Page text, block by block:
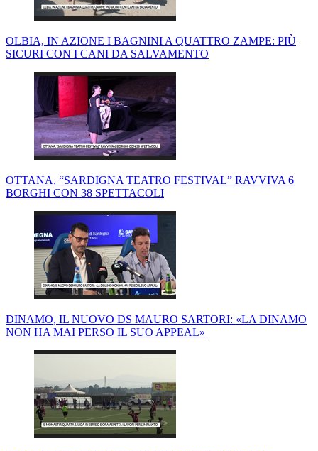
OLBIA, IN AZIONE I BAGNINI A QUATTRO ZAMPE: PIÙ
SICURI CON I CANI DA SALVAMENTO
OTTANA, “SARDIGNA TEATRO FESTIVAL” RAVVIVA 6
BORGHI CON 38 SPETTACOLI
DINAMO, IL NUOVO DS MAURO SARTORI: «LA DINAMO
NON HA MAI PERSO IL SUO APPEAL»